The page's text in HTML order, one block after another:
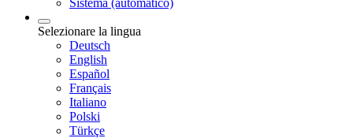
Selezionare la lingua
Deutsch
English
Español
Français
Italiano
Polski
Türkçe